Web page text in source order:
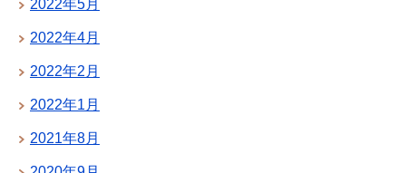
2022年5月
2022年4月
2022年2月
2022年1月
2021年8月